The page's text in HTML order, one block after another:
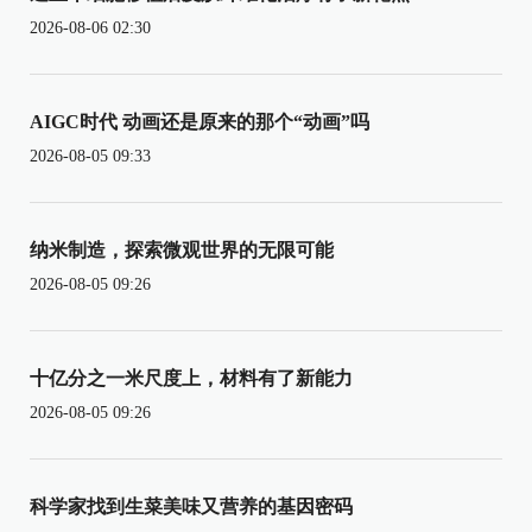
2026-08-06 02:30
AIGC时代 动画还是原来的那个“动画”吗
2026-08-05 09:33
纳米制造，探索微观世界的无限可能
2026-08-05 09:26
十亿分之一米尺度上，材料有了新能力
2026-08-05 09:26
科学家找到生菜美味又营养的基因密码